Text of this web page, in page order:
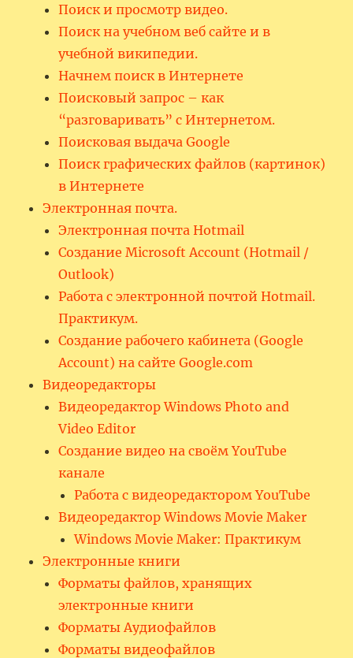
Поиск и просмотр видео.
Поиск на учебном веб сайте и в
учебной википедии.
Начнем поиск в Интернете
Поисковый запрос – как
“разговаривать” с Интернетом.
Поисковая выдача Google
Поиск графических файлов (картинок)
в Интернете
Электронная почта.
Электронная почта Hotmail
Создание Microsoft Account (Hotmail /
Outlook)
Работа с электронной почтой Hotmail.
Практикум.
Создание рабочего кабинета (Google
Account) на сайте Google.com
Видеоредакторы
Видеоредактор Windows Photo and
Video Editor
Создание видео на своём YouTube
канале
Работа с видеоредактором YouTube
Видеоредактор Windows Movie Maker
Windows Movie Maker: Практикум
Электронные книги
Форматы файлов, хранящих
электронные книги
Форматы Аудиофайлов
Форматы видеофайлов